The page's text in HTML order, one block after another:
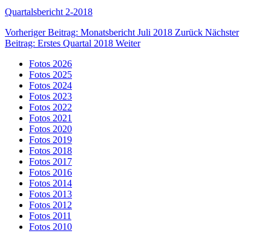
Quartalsbericht 2-2018
Vorheriger Beitrag: Monatsbericht Juli 2018 Zurück Nächster
Beitrag: Erstes Quartal 2018 Weiter
Fotos 2026
Fotos 2025
Fotos 2024
Fotos 2023
Fotos 2022
Fotos 2021
Fotos 2020
Fotos 2019
Fotos 2018
Fotos 2017
Fotos 2016
Fotos 2014
Fotos 2013
Fotos 2012
Fotos 2011
Fotos 2010